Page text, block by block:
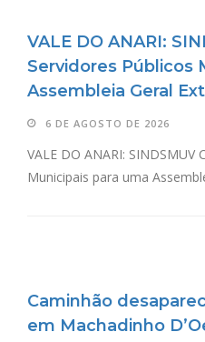
VALE DO ANARI:
Servidores Públicos
Assembleia Geral
6 DE AGOSTO DE 2026
VALE DO ANARI:
Municipais para uma
Caminhão
em Machadinho